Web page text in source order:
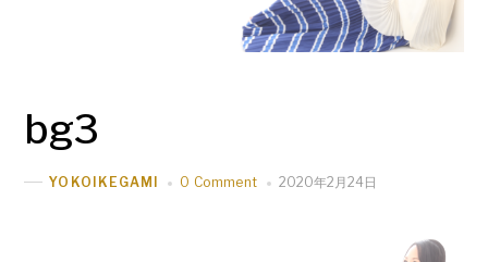
bg3
YOKOIKEGAMI 0 Comment 2020年2月24日